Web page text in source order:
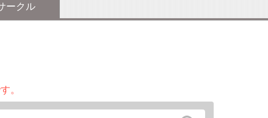
ークル
。